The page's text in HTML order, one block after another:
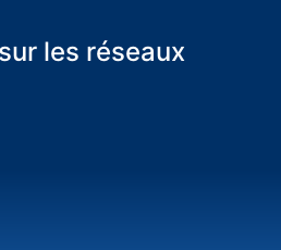
les réseaux